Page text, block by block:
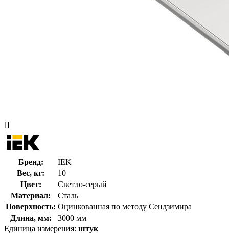
[]
Бренд:
IEK
Вес, кг:
10
Цвет:
Светло-серый
Материал:
Сталь
Поверхность: Оцинкованная по методу Сендзимира
Длина, мм:
3000 мм
Единица измерения: штук